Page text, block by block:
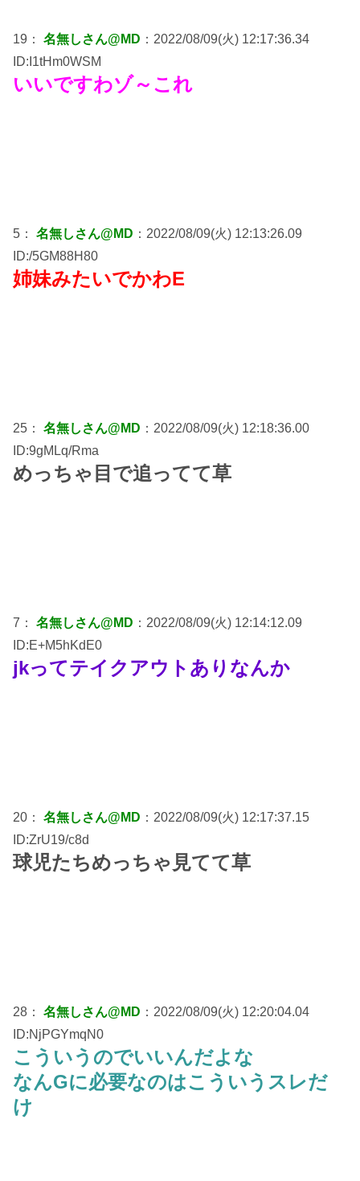
19： 名無しさん@MD ：2022/08/09(火) 12:17:36.34
ID:I1tHm0WSM
いいですわゾ～これ
5： 名無しさん@MD ：2022/08/09(火) 12:13:26.09
ID:/5GM88H80
姉妹みたいでかわE
25： 名無しさん@MD ：2022/08/09(火) 12:18:36.00
ID:9gMLq/Rma
めっちゃ目で追ってて草
7： 名無しさん@MD ：2022/08/09(火) 12:14:12.09
ID:E+M5hKdE0
jkってテイクアウトありなんか
20： 名無しさん@MD ：2022/08/09(火) 12:17:37.15
ID:ZrU19/c8d
球児たちめっちゃ見てて草
28： 名無しさん@MD ：2022/08/09(火) 12:20:04.04
ID:NjPGYmqN0
こういうのでいいんだよな
なんGに必要なのはこういうスレだ
け